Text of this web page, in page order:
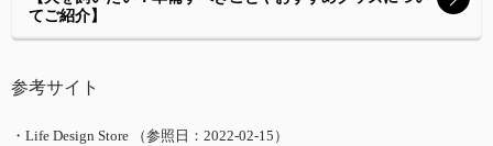
てご紹介】
参考サイト
・Life Design Store （参照日：2022-02-15）